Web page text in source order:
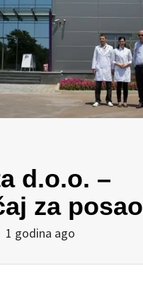
d.o.o. –
za posao
1 godina ago